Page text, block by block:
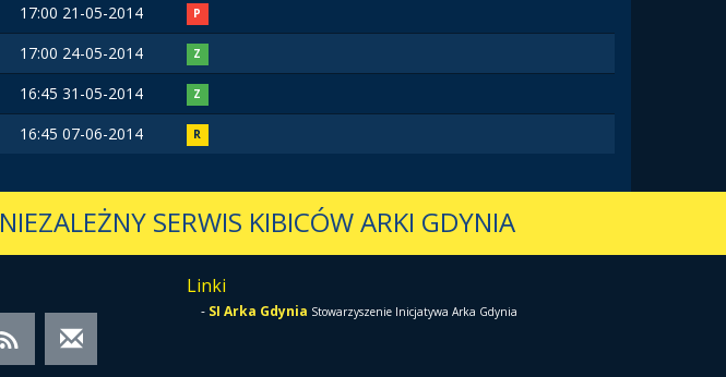
17:00 21-05-2014 P
17:00 24-05-2014 Z
16:45 31-05-2014 Z
16:45 07-06-2014 R
NIEZALEŻNY SERWIS KIBICÓW ARKI GDYNIA
Linki
- SI Arka Gdynia Stowarzyszenie Inicjatywa Arka Gdynia